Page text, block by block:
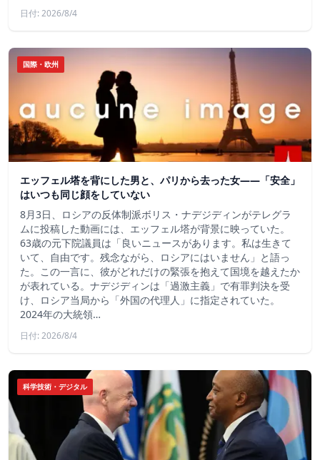
日付: 2026/8/4
国際・欧州
エッフェル塔を背にした男と、パリから去った女——「安全」
はいつも同じ顔をしていない
8月3日、ロシアの反体制派ボリス・ナデジディンがテレグラ
ムに投稿した動画には、エッフェル塔が背景に映っていた。
63歳の元下院議員は「良いニュースがあります。私は生きて
いて、自由です。残念ながら、ロシアにはいません」と語っ
た。この一言に、彼がどれだけの緊張を抱えて国境を越えたか
が表れている。ナデジディンは「過激主義」で有罪判決を受
け、ロシア当局から「外国の代理人」に指定されていた。
2024年の大統領…
日付: 2026/8/4
科学技術・デジタル